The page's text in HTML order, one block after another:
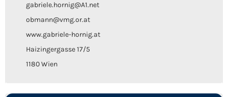
gabriele.hornig@A1.net
obmann@vmg.or.at
www.gabriele-hornig.at
Haizingergasse 17/5
1180 Wien